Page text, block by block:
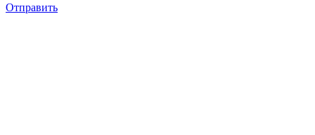
Отправить